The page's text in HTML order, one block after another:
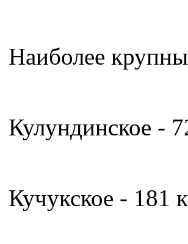
Наиболее
Кулундинское -
Кучукское - 181